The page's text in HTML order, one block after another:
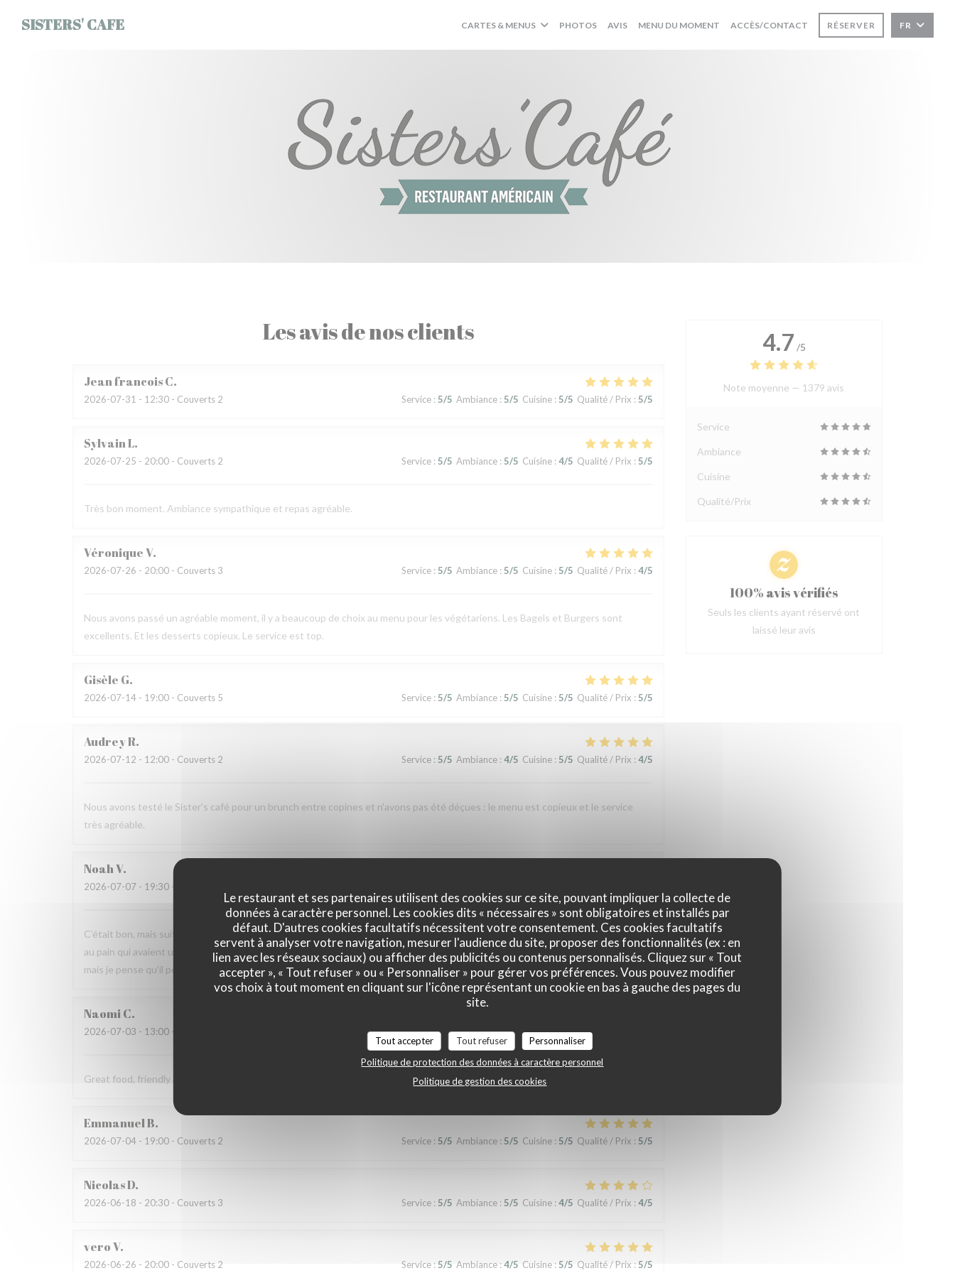
Le restaurant et ses partenaires utilisent des cookies sur ce site, pouvant impliquer la collecte de
données à caractère personnel. Les cookies dits « nécessaires » sont obligatoires et installés par
défaut. D'autres cookies facultatifs nécessitent votre consentement. Ces cookies facultatifs
servent à analyser votre navigation, mesurer l'audience du site, proposer des fonctionnalités (ex : en
lien avec les réseaux sociaux) ou afficher des publicités ou contenus personnalisés. Cliquez sur « Tout
accepter », « Tout refuser » ou « Personnaliser » pour gérer vos préférences. Vous pouvez modifier
vos choix à tout moment en cliquant sur l'icône représentant un cookie en bas à gauche des pages du
site.
Tout accepter Tout refuser
Personnaliser
Politique de protection des données à caractère personnel
Politique de gestion des cookies
SISTERS' CAFE CARTES & MENUS PHOTOS AVIS MENU DU MOMENT((OUVRE UNE NOUVELLE FENÊTRE))
ACCÈS/CONTACT RÉSERVER FR
Les avis de nos clients
Jean francoisC
2026-07-31 - 12:30 - Couverts 2 Service: 5/5 Ambiance: 5/5 Cuisine: 5/5 Qualité / Prix : 5/5
SylvainL
2026-07-25 - 20:00 - Couverts 2 Service: 5/5 Ambiance: 5/5 Cuisine: 4/5 Qualité / Prix : 5/5
Très bon moment. Ambiance sympathique et repas agréable.
VéroniqueV
2026-07-26 - 20:00 - Couverts 3 Service: 5/5 Ambiance: 5/5 Cuisine: 5/5 Qualité / Prix : 4/5
Nous avons passé un agréable moment, il y a beaucoup de choix au menu pour les végétariens. Les Bagels et Burgers sont
excellents. Et les desserts copieux. Le service est top.
Gisèle G
2026-07-14 - 19:00 - Couverts 5 Service: 5/5 Ambiance: 5/5 Cuisine: 5/5 Qualité / Prix : 5/5
AudreyR
2026-07-12 - 12:00 - Couverts 2 Service: 5/5 Ambiance: 4/5 Cuisine: 5/5 Qualité / Prix : 4/5
Nous avons testé le Sister's café pour un brunch entre copines et n'avons pas été déçues : le menu est copieux et le service
très agréable.
NoahV
2026-07-07 - 19:30 - Couverts 6
C’était bon, mais suite à la soirée j’ai fait une violente indigestion qui a nécessité un lavement. C’est sûrement dû à la viande et
au pain qui avaient un goût légèrement avarié, comme si elle avait pris un coup de chaud. Je ne recommande pas ce restaurant,
mais je pense qu’il peut s’améliorer.
NaomiC
2026-07-03 - 13:00 - Couverts 4 Service:5 /5 Ambiance:5/5 Cuisine:5/5 Qualité / Prix
Great food, friendly and welcoming staff. Lovely experience!
EmmanuelB
2026-07-04 - 19:00 - Couverts 2 Service: 5/5 Ambiance: 5/5 Cuisine: 5/5 Qualité / Prix : 5/5
NicolasD
2026-06-18 - 20:30 - Couverts 3 Service: 5/5 Ambiance: 5/5 Cuisine: 4/5 Qualité / Prix : 4/5
veroV
2026-06-26 - 20:00 - Couverts 2 Service: 5/5 Ambiance: 4/5 Cuisine: 5/5 Qualité / Prix : 5/5
4.7 /5
Note moyenne — 1379 avis
Service
Ambiance
Cuisine
Qualité/Prix
100% avis vérifiés
Seuls les clients ayant réservé ont
laissé leur avis